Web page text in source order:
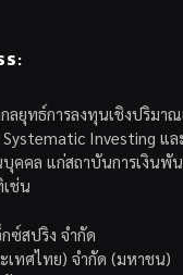
ยุทธ์การลงทุนเชิงปริมา
Investing แ
คคล แก่สถาบันการเงินพั
ช่น
ซ์สปริง จำกัด
เทศไทย) จำกัด (มหาชน)